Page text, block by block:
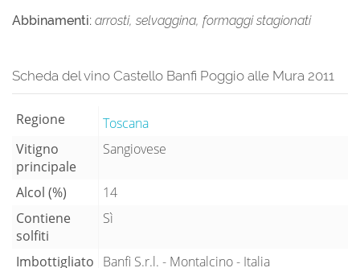
Abbinamenti: arrosti, selvaggina, formaggi stagionati
Scheda del vino Castello Banfi Poggio alle Mura 2011
Regione
Toscana
Vitigno
principale
Sangiovese
Alcol (%)
14
Contiene
solfiti
Sì
Imbottigliato Banfi S.r.l. - Montalcino - Italia